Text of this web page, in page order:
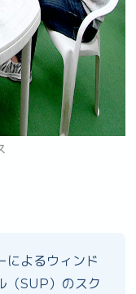
によるウィンド
（SUP）のスク